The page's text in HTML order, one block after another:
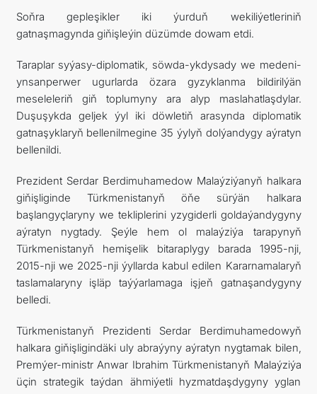
Soňra gepleşikler iki ýurduň wekiliýetleriniň
gatnaşmagynda giňişleýin düzümde dowam etdi.
Taraplar syýasy-diplomatik, söwda-ykdysady we medeni-
ynsanperwer ugurlarda özara gyzyklanma bildirilýän
meseleleriň giň toplumyny ara alyp maslahatlaşdylar.
Duşuşykda geljek ýyl iki döwletiň arasynda diplomatik
gatnaşyklaryň bellenilmegine 35 ýylyň dolýandygy aýratyn
bellenildi.
Prezident Serdar Berdimuhamedow Malaýziýanyň halkara
giňişliginde Türkmenistanyň öňe sürýän halkara
başlangyçlaryny we tekliplerini yzygiderli goldaýandygyny
aýratyn nygtady. Şeýle hem ol malaýziýa tarapynyň
Türkmenistanyň hemişelik bitaraplygy barada 1995-nji,
2015-nji we 2025-nji ýyllarda kabul edilen Kararnamalaryň
taslamalaryny işläp taýýarlamaga işjeň gatnaşandygyny
belledi.
Türkmenistanyň Prezidenti Serdar Berdimuhamedowyň
halkara giňişligindäki uly abraýyny aýratyn nygtamak bilen,
Premýer-ministr Anwar Ibrahim Türkmenistanyň Malaýziýa
üçin strategik taýdan ähmiýetli hyzmatdaşdygyny yglan